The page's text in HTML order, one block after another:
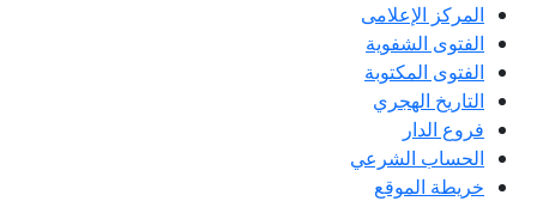
المركز الإعلامى
الفتوى الشفوية
الفتوى المكتوبة
التاريخ الهجري
فروع الدار
الحساب الشرعي
خريطة الموقع